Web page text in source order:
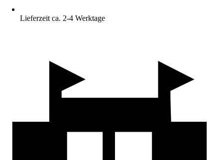
Lieferzeit ca. 2-4 Werktage